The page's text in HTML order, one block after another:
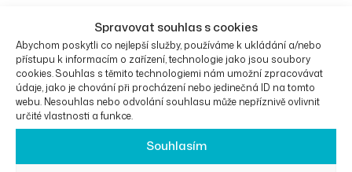
Spravovat souhlas s cookies
Abychom poskytli co nejlepší služby, používáme k ukládání a/nebo
přístupu k informacím o zařízení, technologie jako jsou soubory
cookies. Souhlas s těmito technologiemi nám umožní zpracovávat
údaje, jako je chování při procházení nebo jedinečná ID na tomto
webu. Nesouhlas nebo odvolání souhlasu může nepříznivě ovlivnit
určité vlastnosti a funkce.
Souhlasím
Přidat Do